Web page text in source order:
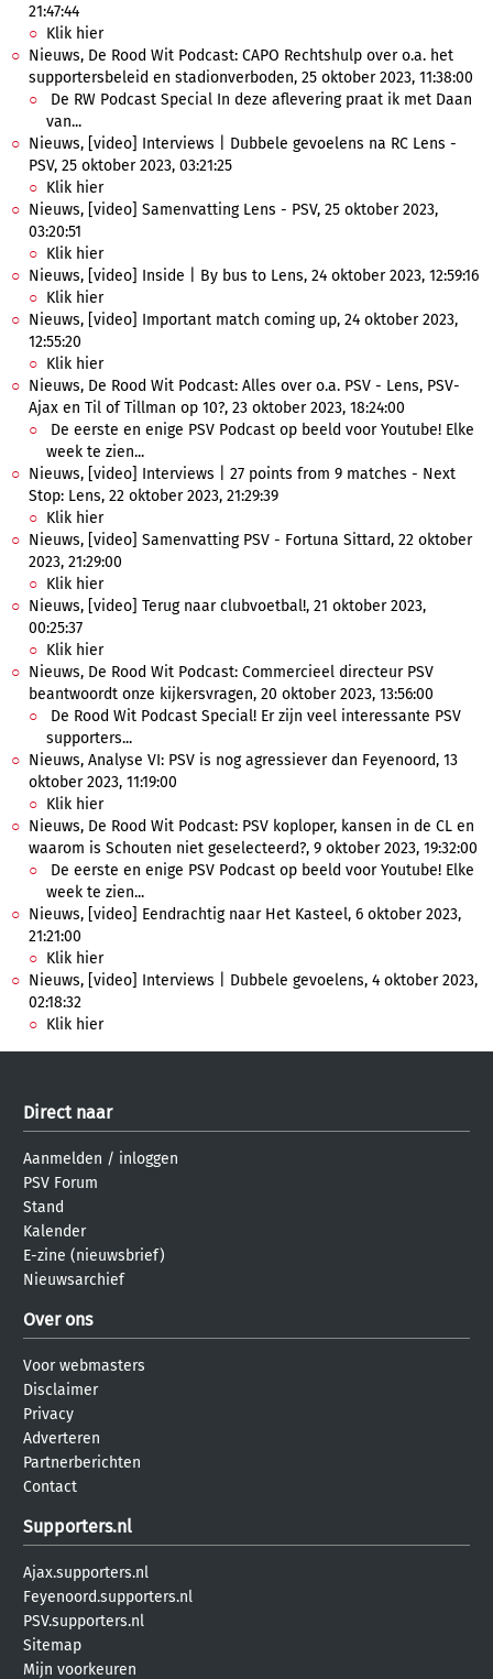
21:47:44
Klik hier
Nieuws, De Rood Wit Podcast: CAPO Rechtshulp over o.a. het
supportersbeleid en stadionverboden, 25 oktober 2023, 11:38:00
De RW Podcast Special In deze aflevering praat ik met Daan
van...
Nieuws, [video] Interviews | Dubbele gevoelens na RC Lens -
PSV, 25 oktober 2023, 03:21:25
Klik hier
Nieuws, [video] Samenvatting Lens - PSV, 25 oktober 2023,
03:20:51
Klik hier
Nieuws, [video] Inside | By bus to Lens, 24 oktober 2023, 12:59:16
Klik hier
Nieuws, [video] Important match coming up, 24 oktober 2023,
12:55:20
Klik hier
Nieuws, De Rood Wit Podcast: Alles over o.a. PSV - Lens, PSV-
Ajax en Til of Tillman op 10?, 23 oktober 2023, 18:24:00
De eerste en enige PSV Podcast op beeld voor Youtube! Elke
week te zien...
Nieuws, [video] Interviews | 27 points from 9 matches - Next
Stop: Lens, 22 oktober 2023, 21:29:39
Klik hier
Nieuws, [video] Samenvatting PSV - Fortuna Sittard, 22 oktober
2023, 21:29:00
Klik hier
Nieuws, [video] Terug naar clubvoetbal!, 21 oktober 2023,
00:25:37
Klik hier
Nieuws, De Rood Wit Podcast: Commercieel directeur PSV
beantwoordt onze kijkersvragen, 20 oktober 2023, 13:56:00
De Rood Wit Podcast Special! Er zijn veel interessante PSV
supporters...
Nieuws, Analyse VI: PSV is nog agressiever dan Feyenoord, 13
oktober 2023, 11:19:00
Klik hier
Nieuws, De Rood Wit Podcast: PSV koploper, kansen in de CL en
waarom is Schouten niet geselecteerd?, 9 oktober 2023, 19:32:00
De eerste en enige PSV Podcast op beeld voor Youtube! Elke
week te zien...
Nieuws, [video] Eendrachtig naar Het Kasteel, 6 oktober 2023,
21:21:00
Klik hier
Nieuws, [video] Interviews | Dubbele gevoelens, 4 oktober 2023,
02:18:32
Klik hier
Direct naar
Aanmelden / inloggen
PSV Forum
Stand
Kalender
E-zine (nieuwsbrief)
Nieuwsarchief
Over ons
Voor webmasters
Disclaimer
Privacy
Adverteren
Partnerberichten
Contact
Supporters.nl
Ajax.supporters.nl
Feyenoord.supporters.nl
PSV.supporters.nl
Sitemap
Mijn voorkeuren